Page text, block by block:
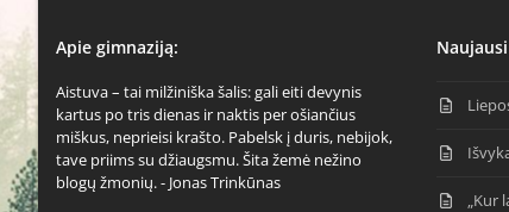
Apie gimnaziją:
Aistuva – tai milžiniška šalis: gali eiti devynis
kartus po tris dienas ir naktis per ošiančius
miškus, neprieisi krašto. Pabelsk į duris, nebijok,
tave priims su džiaugsmu. Šita žemė nežino
blogų žmonių. - Jonas Trinkūnas
„Kur